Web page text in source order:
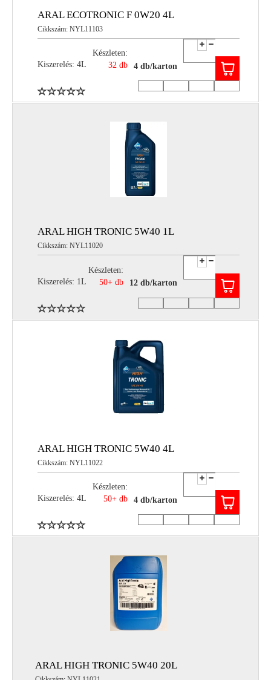
ARAL ECOTRONIC F 0W20 4L
Cikkszám: NYL11103
Kiszerelés: 4L
Készleten:
32 db
4 db/karton
ARAL HIGH TRONIC 5W40 1L
Cikkszám: NYL11020
Kiszerelés: 1L
Készleten:
50+ db
12 db/karton
ARAL HIGH TRONIC 5W40 4L
Cikkszám: NYL11022
Kiszerelés: 4L
Készleten:
50+ db
4 db/karton
ARAL HIGH TRONIC 5W40 20L